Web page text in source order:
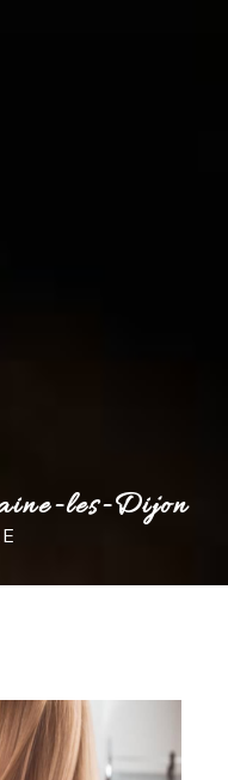
les-Dijon